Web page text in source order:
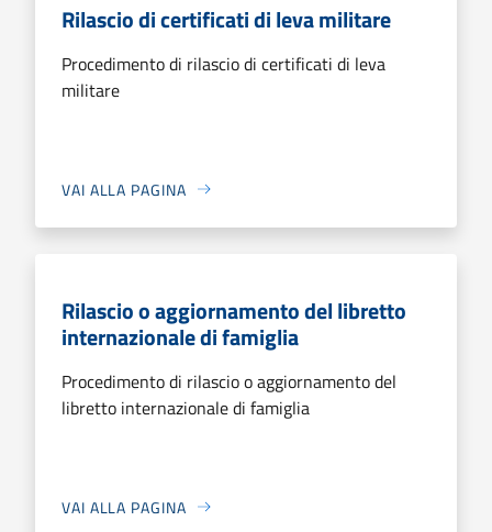
Rilascio di certificati di leva militare
Procedimento di rilascio di certificati di leva
militare
VAI ALLA PAGINA
Rilascio o aggiornamento del libretto
internazionale di famiglia
Procedimento di rilascio o aggiornamento del
libretto internazionale di famiglia
VAI ALLA PAGINA